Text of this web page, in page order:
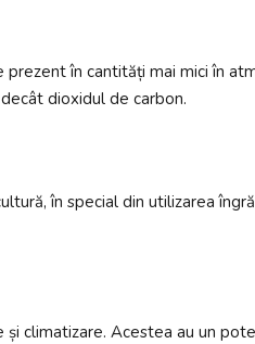
în cantități mai mici în
dioxidul de carbon.
în special din utilizarea
climatizare. Acestea au un